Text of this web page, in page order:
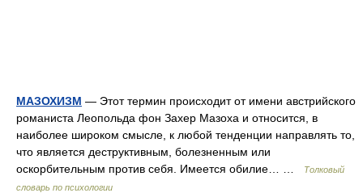
МАЗОХИЗМ — Этот термин происходит от имени австрийского
романиста Леопольда фон Захер Мазоха и относится, в
наиболее широком смысле, к любой тенденции направлять то,
что является деструктивным, болезненным или
оскорбительным против себя. Имеется обилие… …
Толковый
словарь по психологии